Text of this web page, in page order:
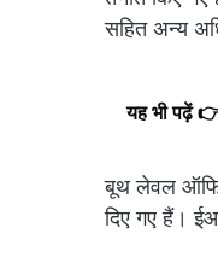
सहित अन्य
यह भी पढ़ें
बूथ लेवल
दिए गए हैं।